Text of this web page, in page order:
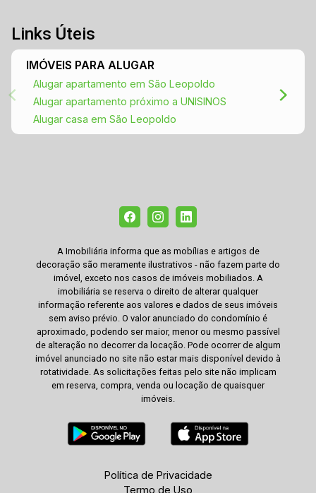
Links Úteis
IMÓVEIS PARA ALUGAR
Alugar apartamento em São Leopoldo
Alugar apartamento próximo a UNISINOS
Alugar casa em São Leopoldo
A Imobiliária informa que as mobílias e artigos de
decoração são meramente ilustrativos - não fazem parte do
imóvel, exceto nos casos de imóveis mobiliados. A
imobiliária se reserva o direito de alterar qualquer
informação referente aos valores e dados de seus imóveis
sem aviso prévio. O valor anunciado do condomínio é
aproximado, podendo ser maior, menor ou mesmo passível
de alteração no decorrer da locação. Pode ocorrer de algum
imóvel anunciado no site não estar mais disponível devido à
rotatividade. As solicitações feitas pelo site não implicam
em reserva, compra, venda ou locação de quaisquer
imóveis.
Política de Privacidade
Termo de Uso